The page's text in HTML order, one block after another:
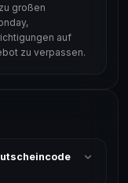
großen
auf
zu verpassen.